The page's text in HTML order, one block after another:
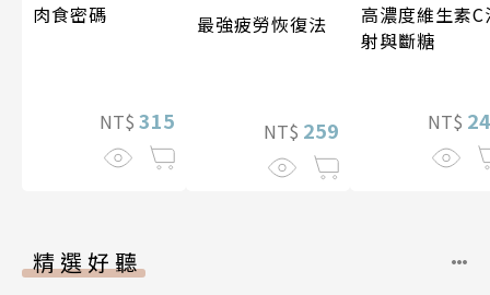
肉食密碼
NT$ 315
最強疲勞恢復法
NT$ 259
高濃度維生素C
射與斷糖
NT$
精選好聽